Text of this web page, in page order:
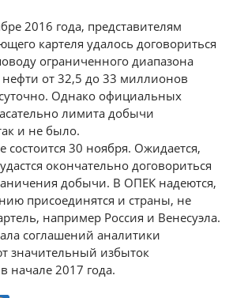
2016 года, представителям
картеля удалось договориться
ограниченного диапазона
нефти от 32,5 до 33 миллионов
Однако официальных
лимита добычи
и не было.
состоится 30 ноября. Ожидается,
окончательно договориться
добычи. В ОПЕК надеются,
присоединятся и страны, не
например Россия и Венесуэла.
соглашений аналитики
значительный избыток
начале 2017 года.